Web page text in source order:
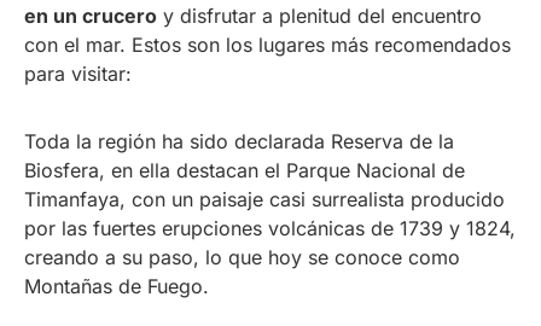
en un crucero y disfrutar a plenitud del encuentro
con el mar. Estos son los lugares más recomendados
para visitar:
Toda la región ha sido declarada Reserva de la
Biosfera, en ella destacan el Parque Nacional de
Timanfaya, con un paisaje casi surrealista producido
por las fuertes erupciones volcánicas de 1739 y 1824,
creando a su paso, lo que hoy se conoce como
Montañas de Fuego.